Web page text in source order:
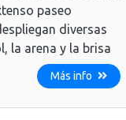
paseo
diversas
la arena y la brisa
Más info